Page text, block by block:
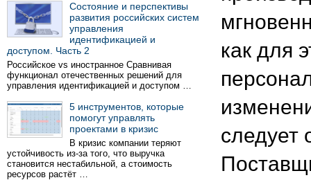
Состояние и перспективы
развития российских систем
управления
идентификацией и
доступом. Часть 2
Российское vs иностранное Сравнивая
функционал отечественных решений для
управления идентификацией и доступом …
5 инструментов, которые
помогут управлять
проектами в кризис
В кризис компании теряют
устойчивость из-за того, что выручка
становится нестабильной, а стоимость
ресурсов растёт …
как для
следует